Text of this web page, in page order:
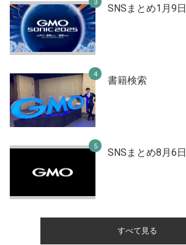
SNSまとめ1月9日
書籍検索
SNSまとめ8月6日
すべて見る